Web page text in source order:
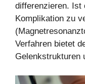
differenzieren. Ist
Komplikation zu
Verfahren bietet
Gelenkstrukturen